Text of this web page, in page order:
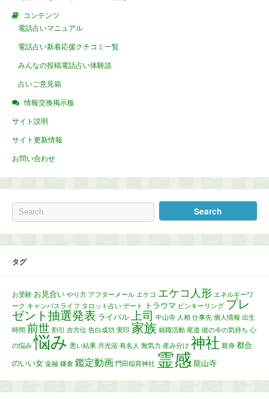
コンテンツ
電話占いマニュアル
電話占い新着応援クチコミ一覧
みんなの投稿電話占い体験談
占いご意見箱
情報交換掲示板
サイト説明
サイト更新情報
お問い合わせ
タグ
お受験 お見合い やり方 アフターメール エケコ エケコ人形 エネルギーワ
ーク キャンパスライフ タロット占い デート トラウマ ピンキーリング プレ
ゼント抽選発表 ライバル 上司 中山寺 人相 仕事先 個人情報 出生
時間 前世 割引 吉方位 告白成功 実印 家族 就職活動 尾道 彼の今の気持ち 心
の悩み 悩み 悪い結果 月光浴 有名人 無気力 産み分け 神社 親身 都合
のいい女 金融 鎌倉 鑑定動画 門田稲荷神社 霊感 龍山寺